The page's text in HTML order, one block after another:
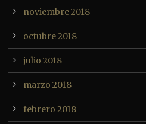
noviembre 2018
octubre 2018
julio 2018
marzo 2018
febrero 2018